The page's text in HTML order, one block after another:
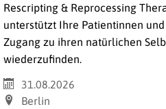
Rescripting & Reprocessing
unterstützt Ihre Patientinnen
Zugang zu ihren natürlichen
wiederzufinden.
31.08.2026
Berlin